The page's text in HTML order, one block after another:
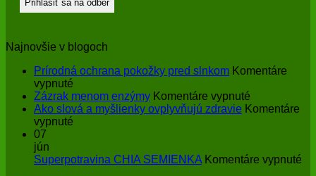
Najnovšie v blogoch
Prírodná ochrana pokožky pred slnkom Komentáre
vypnuté
Prírodná
ochrana
Zázrak menom enzýmy Komentáre vypnuté
Zázrak
Ako slová a myšlienky ovplyvňujú zdravie Komentáre
vypnuté
a
07
jún
Superpotravina CHIA SEMIENKA Komentáre vypnuté